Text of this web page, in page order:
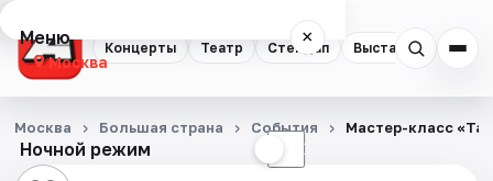
Концерты Театр Стендап Выставки
Меню ×
Москва
Концерты
Театр
Ночной режим ☾
Москва Большая страна События Мастер-класс